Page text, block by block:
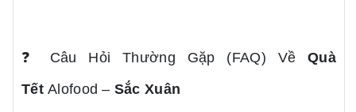
❓ Câu Hỏi Thường Gặp (FAQ) VềQuà
TếtAlofood – Sắc Xuân